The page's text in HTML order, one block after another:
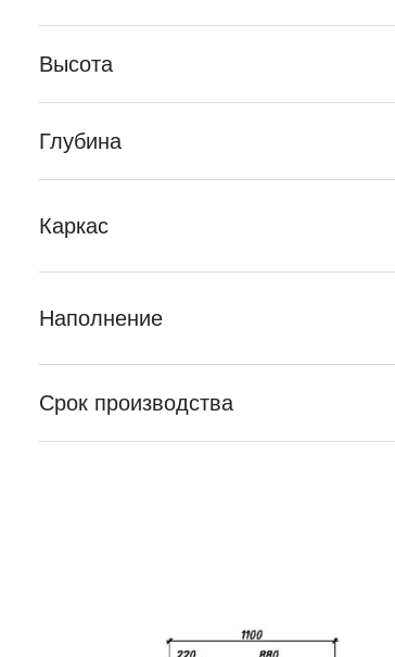
Высота
Глубина
Каркас
Наполнение
Срок производства